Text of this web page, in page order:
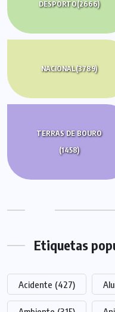
DESPORTO(2666)
NACIONAL(3789)
TERRAS DE BOURO
(1458)
Etiquetas
Acidente (427)